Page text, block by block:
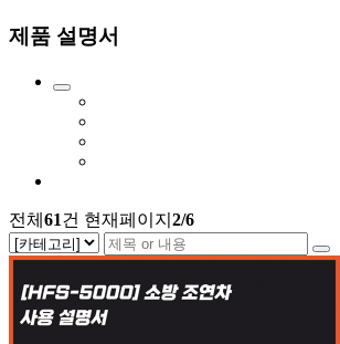
제품 설명서
전체 61건 현재페이지 2/6